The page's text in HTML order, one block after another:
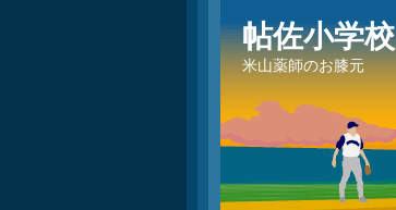
帖佐小学校
米山薬師のお膝元